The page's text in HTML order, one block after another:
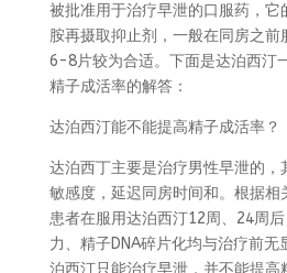
被批准用于治疗早泄的口服药，
胺再摄取抑止剂，一般在同房之前
6-8片较为合适。下面是达泊西汀
精子成活率的解答：
达泊西汀能不能提高精子成活率？
达泊西丁主要是治疗男性早泄的，
敏感度，延迟同房时间和。根据相
患者在服用达泊西汀12周、24周
力、精子DNA碎片化均与治疗前无
泊西汀只能治疗早泄，并不能提高